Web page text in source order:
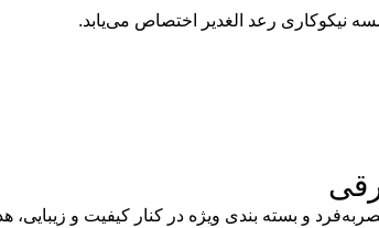
نیکوکاری رعد الغدیر اختصاص می‌یابد.
بسته بندی ویژه در کنار کیفیت و زیبایی، هدیه‌ای شیک و